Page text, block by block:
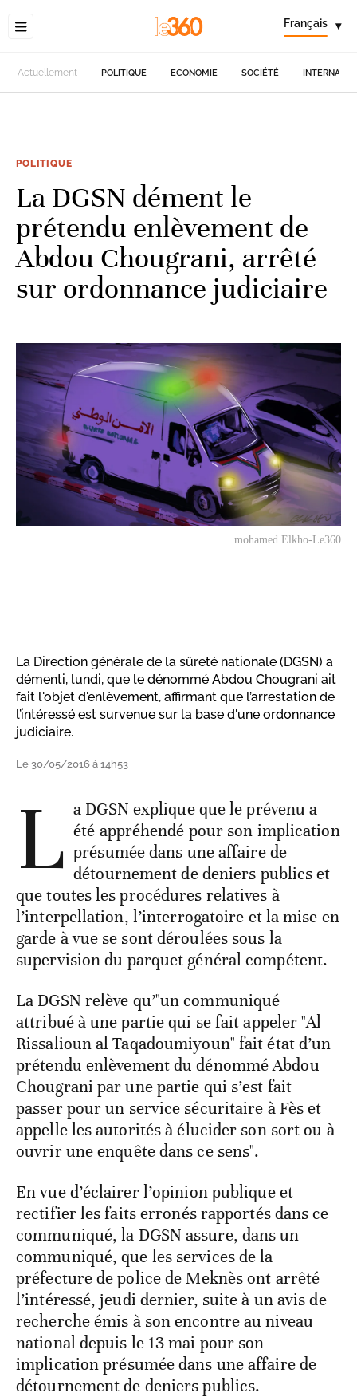
Français ▾
Actuellement POLITIQUE ECONOMIE SOCIÉTÉ
POLITIQUE
La DGSN dément le
prétendu enlèvement de
Abdou Chougrani, arrêté
sur ordonnance judiciaire
mohamed Elkho-Le360
La Direction générale de la sûreté nationale (DGSN) a
démenti, lundi, que le dénommé Abdou Chougrani ait
fait l'objet d'enlèvement, affirmant que l’arrestation de
l’intéressé est survenue sur la base d'une ordonnance
judiciaire.
Le 30/05/2016 à 14h53
L a DGSN explique que le prévenu a
été appréhendé pour son implication
présumée dans une affaire de
détournement de deniers publics et
que toutes les procédures relatives à
l’interpellation, l’interrogatoire et la mise en
garde à vue se sont déroulées sous la
supervision du parquet général compétent.
La DGSN relève qu’"un communiqué
attribué à une partie qui se fait appeler "Al
Rissalioun al Taqadoumiyoun" fait état d’un
prétendu enlèvement du dénommé Abdou
Chougrani par une partie qui s’est fait
passer pour un service sécuritaire à Fès et
appelle les autorités à élucider son sort ou à
ouvrir une enquête dans ce sens".
En vue d’éclairer l’opinion publique et
rectifier les faits erronés rapportés dans ce
communiqué, la DGSN assure, dans un
communiqué, que les services de la
préfecture de police de Meknès ont arrêté
l’intéressé, jeudi dernier, suite à un avis de
recherche émis à son encontre au niveau
national depuis le 13 mai pour son
implication présumée dans une affaire de
détournement de deniers publics.